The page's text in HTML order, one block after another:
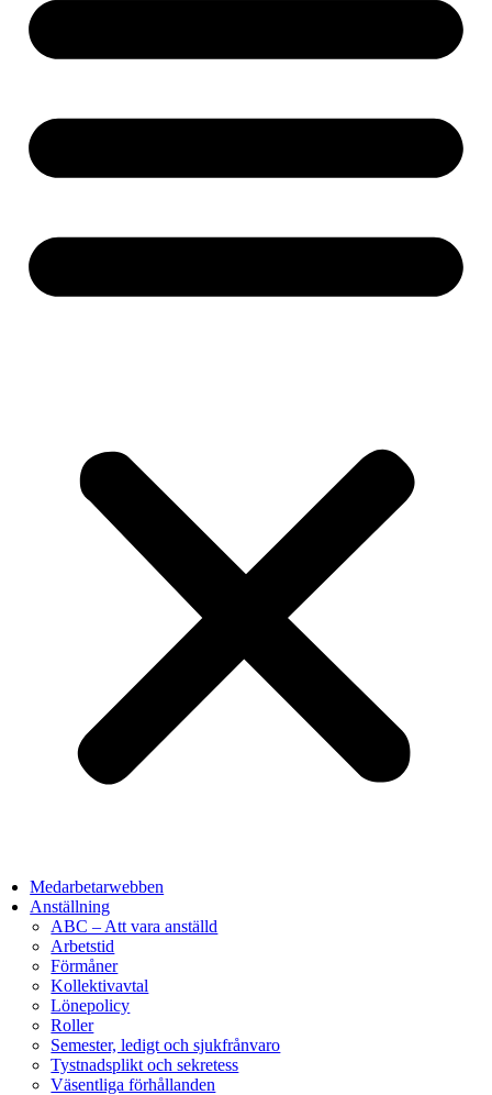
Medarbetarwebben
Anställning
ABC – Att vara anställd
Arbetstid
Förmåner
Kollektivavtal
Lönepolicy
Roller
Semester, ledigt och sjukfrånvaro
Tystnadsplikt och sekretess
Väsentliga förhållanden